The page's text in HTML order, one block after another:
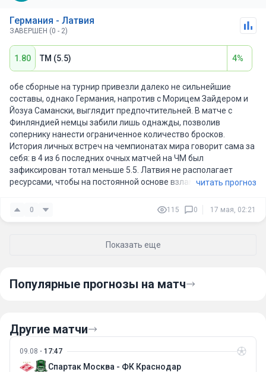
Германия - Латвия
ЗАВЕРШЕН (0 - 2)
1.80 ТМ (5.5) 4%
обе сборные на турнир привезли далеко не сильнейшие
составы, однако Германия, напротив с Морицем Зайдером и
Йозуа Самански, выглядит предпочтительней. В матче с
Финляндией немцы забили лишь однажды, позволив
сопернику нанести ограниченное количество бросков.
История личных встреч на чемпионатах мира говорит сама за
себя: в 4 из 6 последних очных матчей на ЧМ был
зафиксирован тотал меньше 5.5. Латвия не располагает
ресурсами, чтобы на постоянной основе взламывать защиту
шайбу, слишком раскрываться со старта не станет, да и опять
же против более сильных соперников что одни, что другие
Важность матча недооценивать не стоит, Финляндия,
читать прогноз
0 115 0 17 мая, 02:21
Показать еще
Популярные прогнозы на матч
Другие матчи
09.08 17:47
Спартак Москва - ФК Краснодар